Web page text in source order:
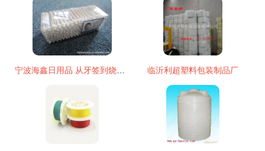
临沂利超塑料包装制品厂